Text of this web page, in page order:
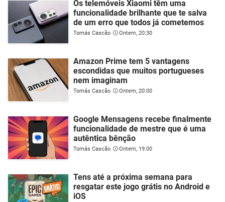
Os telemóveis Xiaomi têm uma
funcionalidade brilhante que te salva
de um erro que todos já cometemos
Tomás Cascão Ontem, 20:30
Amazon Prime tem 5 vantagens
escondidas que muitos portugueses
nem imaginam
Tomás Cascão Ontem, 20:00
Google Mensagens recebe finalmente
funcionalidade de mestre que é uma
autêntica bênção
Tomás Cascão Ontem, 19:00
Tens até a próxima semana para
resgatar este jogo grátis no Android e
iOS